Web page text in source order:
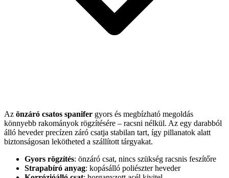
Az önzáró csatos spanifer gyors és megbízható megoldás
könnyebb rakományok rögzítésére – racsni nélkül. Az egy darabból
álló heveder precízen záró csatja stabilan tart, így pillanatok alatt
biztonságosan lekötheted a szállított tárgyakat.
Gyors rögzítés: önzáró csat, nincs szükség racsnis feszítőre
Strapabíró anyag: kopásálló poliészter heveder